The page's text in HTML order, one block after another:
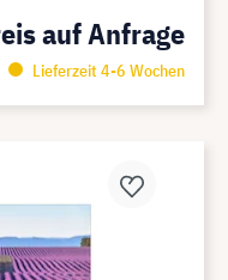
auf Anfrage
Lieferzeit 4-6 Wochen